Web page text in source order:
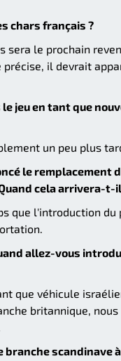
chars français ?
sera le prochain
précise, il devrait
jeu en tant que
un peu plus
le remplacement
cela arrivera-
que l'introduction
allez-vous
que véhicule
britannique, nous
branche